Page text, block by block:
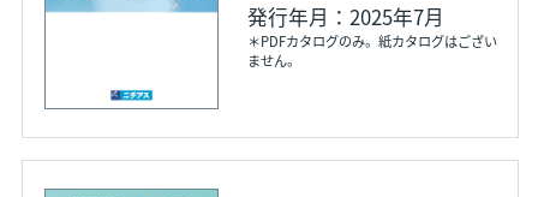
発行年月：2025年7月
＊PDFカタログのみ。紙カタログはござい
ません。